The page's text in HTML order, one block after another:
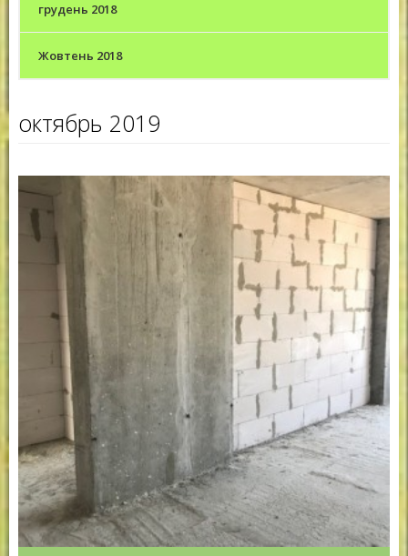
грудень 2018
Жовтень 2018
октябрь 2019